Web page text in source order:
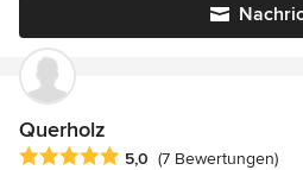
Querholz
Durchschnittliche Bewertung: 5
5,0 (7 Bewertungen)